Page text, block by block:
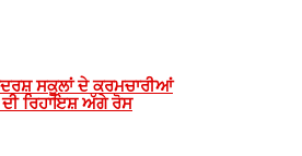
ਸਕੂਲਾਂ ਦੇ ਕਰਮਚਾਰੀਆਂ
ਰਿਹਾਇਸ਼ ਅੱਗੇ ਰੋਸ